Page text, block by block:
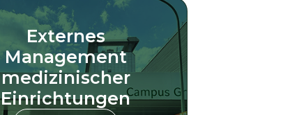
Externes
Management
medizinischer
Einrichtungen